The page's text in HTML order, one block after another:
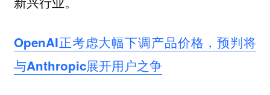
OpenAI正考虑大幅下调产品价格，预判将
与Anthropic展开用户之争